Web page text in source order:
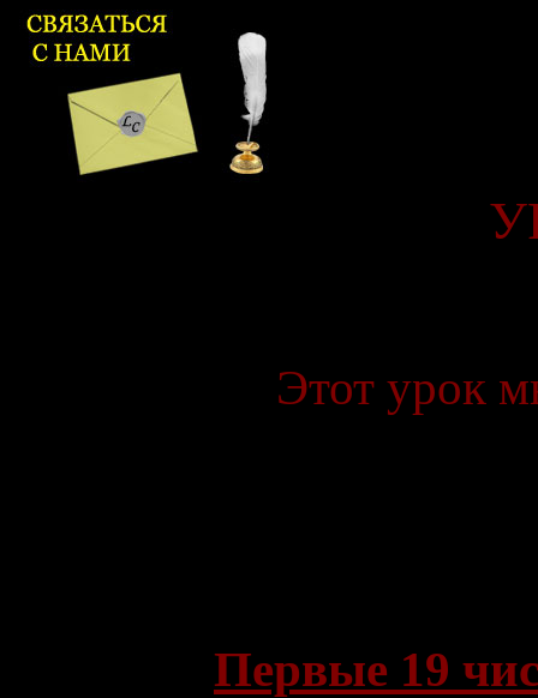
Этот урок
Первые 19